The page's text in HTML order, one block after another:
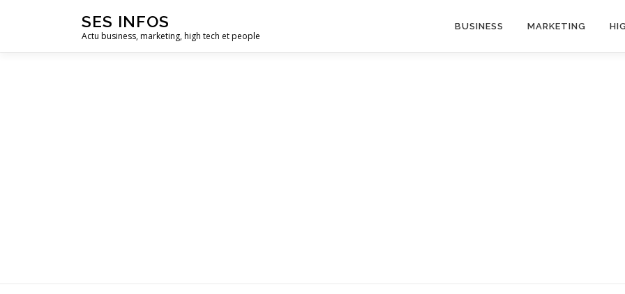
SES INFOS
Actu business, marketing, high tech et people
BUSINESS MARKETING